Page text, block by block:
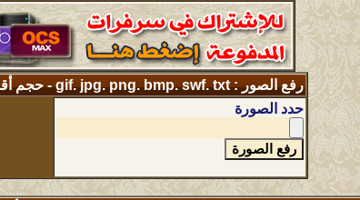
رفع الصور : gif. jpg. png. bmp. swf. txt - حجم أقصى 2 ميغـــــا
حدد الصورة